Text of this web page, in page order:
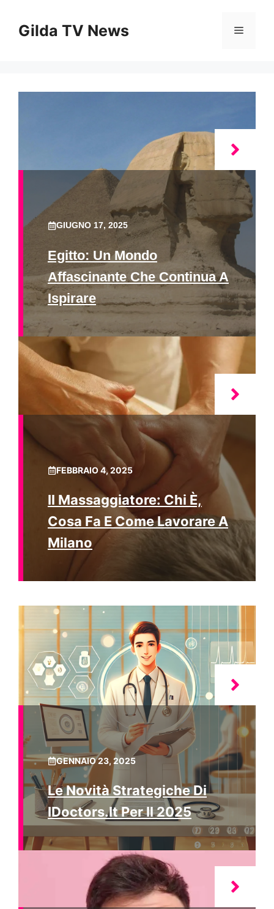
contenuto
Gilda TV News Menu
GIUGNO 17, 2025
Egitto: Un Mondo
Affascinante Che Continua A
Ispirare
FEBBRAIO 4, 2025
Il Massaggiatore: Chi È,
Cosa Fa E Come Lavorare A
Milano
GENNAIO 23, 2025
Le Novità Strategiche Di
IDoctors.it Per Il 2025